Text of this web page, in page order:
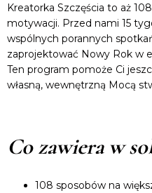
Kreatorka Szczęścia to aż
motywacji. Przed nami 15
wspólnych porannych
zaprojektować Nowy Rok w
Ten program pomoże Ci
własną, wewnętrzną Mocą
Co zawiera w
108 sposobów na